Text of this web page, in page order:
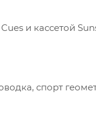
и кассетой
спорт